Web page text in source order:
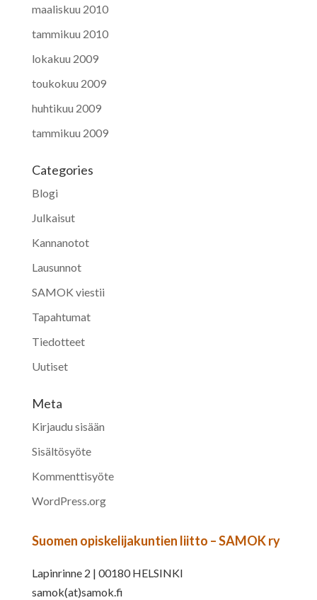
maaliskuu 2010
tammikuu 2010
lokakuu 2009
toukokuu 2009
huhtikuu 2009
tammikuu 2009
Categories
Blogi
Julkaisut
Kannanotot
Lausunnot
SAMOK viestii
Tapahtumat
Tiedotteet
Uutiset
Meta
Kirjaudu sisään
Sisältösyöte
Kommenttisyöte
WordPress.org
Suomen opiskelijakuntien liitto – SAMOK ry
Lapinrinne 2 | 00180 HELSINKI
samok(at)samok.fi